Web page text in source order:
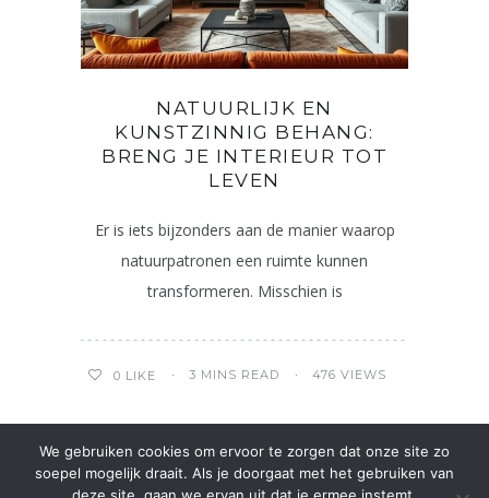
NATUURLIJK EN
KUNSTZINNIG BEHANG:
BRENG JE INTERIEUR TOT
LEVEN
Er is iets bijzonders aan de manier waarop
natuurpatronen een ruimte kunnen
transformeren. Misschien is
0 LIKE 3 MINS READ 476 VIEWS
1 2 3 4 5
We gebruiken cookies om ervoor te zorgen dat onze site zo
soepel mogelijk draait. Als je doorgaat met het gebruiken van